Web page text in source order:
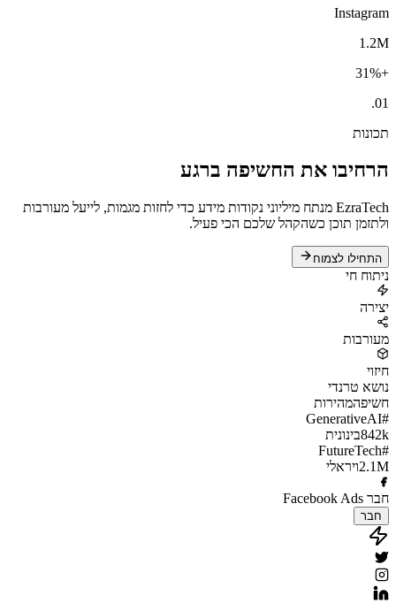
Instagram
1.2M
+31%
01.
תכונות
הרחיבו את החשיפה ברגע
EzraTech מנתח מיליוני נקודות מידע כדי לחזות מגמות, לייעל מעורבות
ולתזמן תוכן כשהקהל שלכם הכי פעיל.
התחילו לצמוח
ניתוח חי
יצירה
מעורבות
חיזוי
נושא טרנדי
חשיפהמהירות
#GenerativeAI
842kבינונית
#FutureTech
2.1Mויראלי
חבר Facebook Ads
חבר